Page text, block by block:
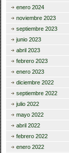
enero 2024
noviembre 2023
septiembre 2023
junio 2023
abril 2023
febrero 2023
enero 2023
diciembre 2022
septiembre 2022
julio 2022
mayo 2022
abril 2022
febrero 2022
enero 2022